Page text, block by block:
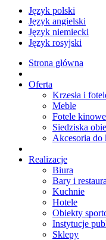
Język polski
Język angielski
Język niemiecki
Język rosyjski
Strona główna
Oferta
Krzesła i
Meble
Fotele
Siedziska
Akcesoria do
Realizacje
Biura
Bary i
Kuchnie
Hotele
Obiekty
Instytucje
Sklepy